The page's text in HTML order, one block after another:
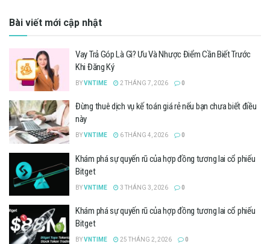
Bài viết mới cập nhật
Vay Trả Góp Là Gì? Ưu Và Nhược Điểm Cần Biết Trước
Khi Đăng Ký
BYVNTIME 2 THÁNG 7, 2026 0
Đừng thuê dịch vụ kế toán giá rẻ nếu bạn chưa biết điều
này
BYVNTIME 6 THÁNG 4, 2026 0
Khám phá sự quyến rũ của hợp đồng tương lai cổ phiếu
Bitget
BYVNTIME 3 THÁNG 3, 2026 0
Khám phá sự quyến rũ của hợp đồng tương lai cổ phiếu
Bitget
BYVNTIME 25 THÁNG 2, 2026 0